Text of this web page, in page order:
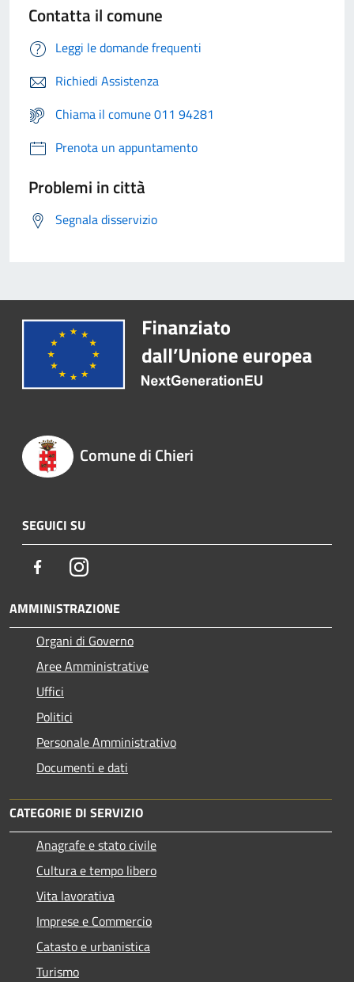
Contatta il comune
Leggi le domande frequenti
Richiedi Assistenza
Chiama il comune 011 94281
Prenota un appuntamento
Problemi in città
Segnala disservizio
Comune di Chieri
SEGUICI SU
FacebookInstagram
AMMINISTRAZIONE
Organi di Governo
Aree Amministrative
Uffici
Politici
Personale Amministrativo
Documenti e dati
CATEGORIE DI SERVIZIO
Anagrafe e stato civile
Cultura e tempo libero
Vita lavorativa
Imprese e Commercio
Catasto e urbanistica
Turismo